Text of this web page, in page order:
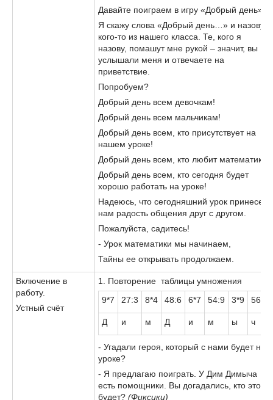
Давайте поиграем в игру «Добрый день».
Я скажу слова «Добрый день…» и назову
кого-то из нашего класса. Те, кого я
назову, помашут мне рукой – значит, вы
услышали меня и отвечаете на
приветствие.
Попробуем?
Добрый день всем девочкам!
Добрый день всем мальчикам!
Добрый день всем, кто присутствует на
нашем уроке!
Добрый день всем, кто любит математику!
Добрый день всем, кто сегодня будет
хорошо работать на уроке!
Надеюсь, что сегодняшний урок принесет
нам радость общения друг с другом.
Пожалуйста, садитесь!
- Урок математики мы начинаем,
Тайны ее открывать продолжаем.
Включение в
работу.
Устный счёт
1. Повторение таблицы умножения
9*7
27:3 8*4 48:6 6*7 54:9 3*9 56:7
Д и м Д и м ы ч
- Угадали героя, который с нами будет на
уроке?
- Я предлагаю поиграть. У Дим Димыча
есть помощники. Вы догадались, кто это
будет? (Фиксики)